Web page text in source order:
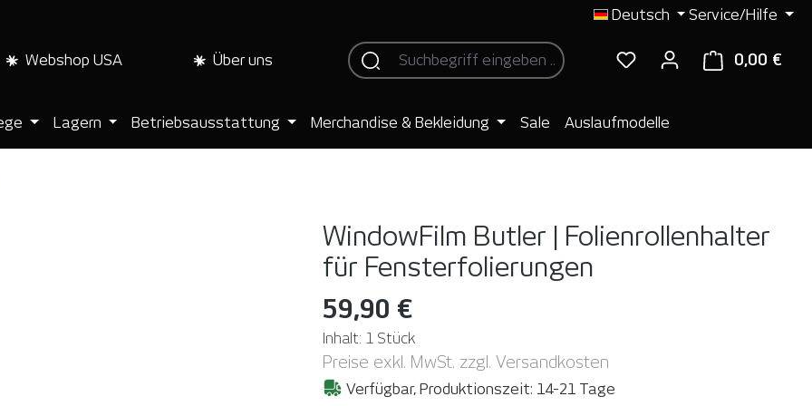
Deutsch Service/Hilfe
Webshop USA Über uns 0,00 €
Lagern Betriebsausstattung Merchandise & Bekleidung Sale Auslaufmodelle
WindowFilm Butler | Folienrollenhalter
für Fensterfolierungen
59,90 €
Inhalt: 1 Stück
Preise exkl. MwSt. zzgl. Versandkosten
Verfügbar, Produktionszeit: 14-21 Tage